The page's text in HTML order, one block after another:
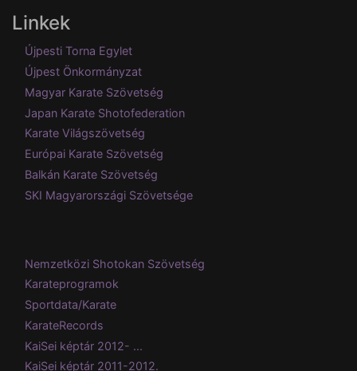
Linkek
Újpesti Torna Egylet
Újpest Önkormányzat
Magyar Karate Szövetség
Japan Karate Shotofederation
Karate Világszövetség
Európai Karate Szövetség
Balkán Karate Szövetség
SKI Magyarországi Szövetsége
Nemzetközi Shotokan Szövetség
Karateprogramok
Sportdata/Karate
KarateRecords
KaiSei képtár 2012- ...
KaiSei képtár 2011-2012.